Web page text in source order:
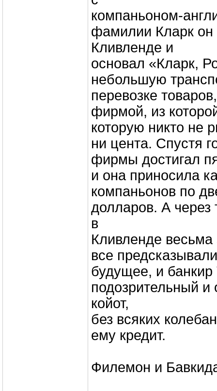
компаньоном-
фамилии Кларк он
Кливленде и
основал «Кларк,
небольшую
перевозке
фирмой, из
которую никто не
ни цента. Спустя
фирмы достигал
и она приносила
компаньонов по
долларов. А через
в
Кливленде
все
будущее, и
подозрительный и
койот,
без всяких
ему кредит.
Филемон и